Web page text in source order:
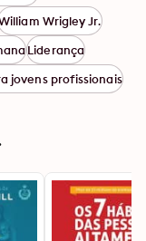
Wrigley Jr.
Liderança
jovens profissionais